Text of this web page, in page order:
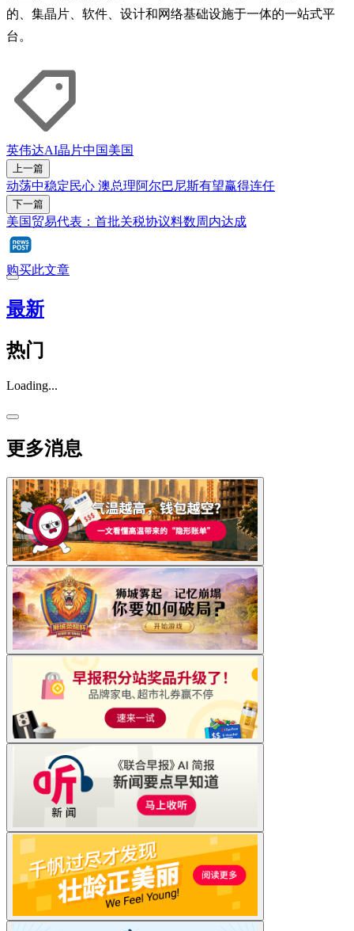
的、集晶片、软件、设计和网络基础设施于一体的一站式平
台。
英伟达AI晶片中国美国
上一篇
动荡中稳定民心 澳总理阿尔巴尼斯有望赢得连任
下一篇
美国贸易代表：首批关税协议料数周内达成
购买此文章
最新
热门
Loading...
更多消息